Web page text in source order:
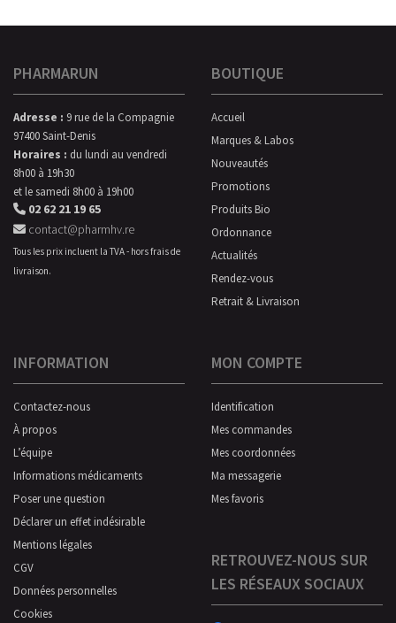
PHARMARUN
Adresse : 9 rue de la Compagnie
97400 Saint-Denis
Horaires : du lundi au vendredi
8h00 à 19h30
et le samedi 8h00 à 19h00
02 62 21 19 65
contact@pharmhv.re
Tous les prix incluent la TVA - hors frais de
livraison.
BOUTIQUE
Accueil
Marques & Labos
Nouveautés
Promotions
Produits Bio
Ordonnance
Actualités
Rendez-vous
Retrait & Livraison
INFORMATION
Contactez-nous
À propos
L’équipe
Informations médicaments
Poser une question
Déclarer un effet indésirable
Mentions légales
CGV
Données personnelles
Cookies
MON COMPTE
Identification
Mes commandes
Mes coordonnées
Ma messagerie
Mes favoris
RETROUVEZ-NOUS SUR
LES RÉSEAUX SOCIAUX